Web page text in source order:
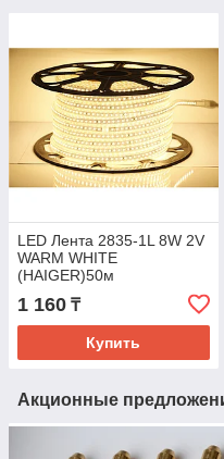
LED Лента 2835-1L 8W 2V
WARM WHITE
(HAIGER)50м
1 160 ₸
Купить
Акционные